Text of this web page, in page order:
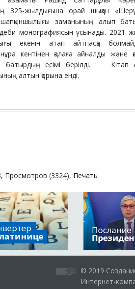
325-жылдығына орай шыққан
заманының алып
монографиясын ұсынады. 2021
екенін атап айтпасқа
кентінен қалаға айналды және
батырдың есімі берілді. Кітап
алтын қорына енді.
деректері», «Ұлт – азаттық
аса маңызды болып
Таймас батырдың кесенесі бар.
Абай ауданының киелі орындары
қорының алтын қорының есебінде.
Просмотров (3324), Печать
© 2019
Интернет-